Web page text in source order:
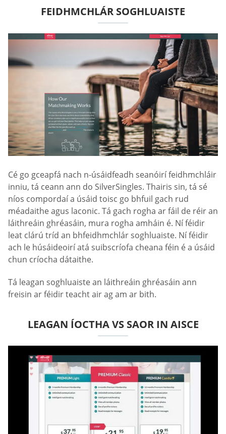
FEIDHMCHLÁR SOGHLUAISTE
Cé go gceapfá nach n-úsáidfeadh seanóirí feidhmchláir
inniu, tá ceann ann do SilverSingles. Thairis sin, tá sé
níos compordaí a úsáid toisc go bhfuil gach rud
méadaithe agus laconic. Tá gach rogha ar fáil de réir an
láithreáin ghréasáin, mura rogha amháin é. Ní féidir
leat clárú tríd an bhfeidhmchlár soghluaiste. Ní féidir
ach le húsáideoirí atá suibscríofa cheana féin é a úsáid
chun críocha dátaithe.
Tá leagan soghluaiste an láithreáin ghréasáin ann
freisin ar féidir teacht air ag am ar bith.
LEAGAN ÍOCTHA VS SAOR IN AISCE